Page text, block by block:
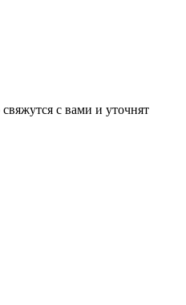
с вами и уточнят